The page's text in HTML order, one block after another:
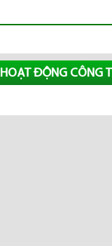
HOẠT ĐỘNG CÔNG